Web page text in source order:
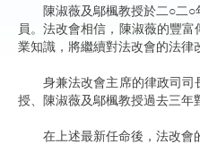
陳淑薇及鄔楓教授於二○二○
員。法改會相信，陳淑薇的豐
業知識，將繼續對法改會的法律
身兼法改會主席的律政司司
授、陳淑薇及鄔楓教授過去三年
在上述最新任命後，法改會